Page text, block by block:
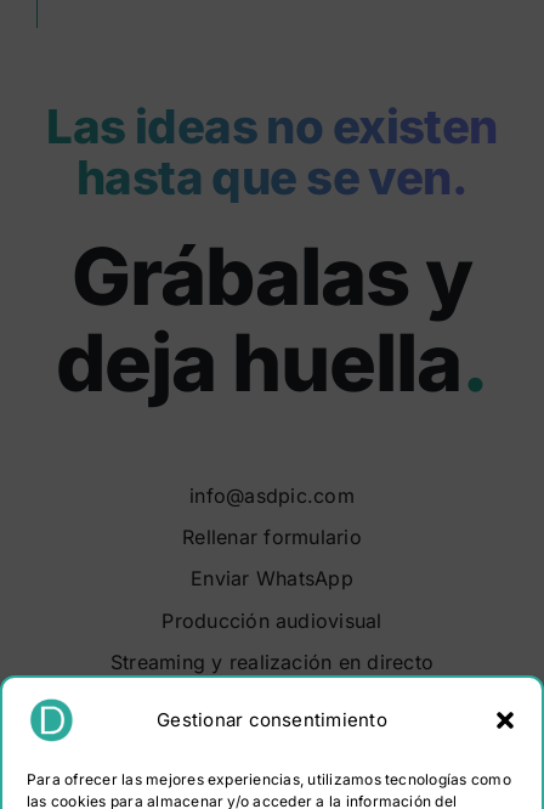
Gestionar consentimiento
Para ofrecer las mejores experiencias, utilizamos tecnologías como
las cookies para almacenar y/o acceder a la información del
Las ideas no existen
hasta que se ven.
Grábalas y
deja huella.
info@asdpic.com
Rellenar formulario
Enviar WhatsApp
Producción audiovisual
Streaming y realización en directo
Sobre nosotros